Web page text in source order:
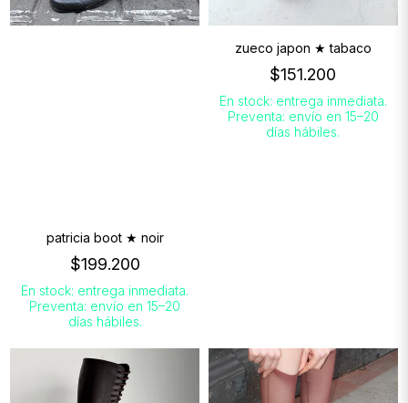
patricia boot ★ noir
$199.200
En stock: entrega inmediata.
Preventa: envío en 15–20
días hábiles.
zueco japon ★ tabaco
$151.200
En stock: entrega inmediata.
Preventa: envío en 15–20
días hábiles.